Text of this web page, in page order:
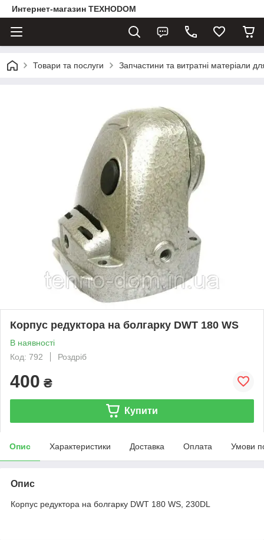
Интернет-магазин ТЕХНОDOM
Товари та послуги Запчастини та витратні матеріали
Корпус редуктора на болгарку DWT 180 WS
В наявності
Код: 792
Роздріб
400 ₴
Купити
Опис Характеристики Доставка Оплата Умови
Опис
Корпус редуктора на болгарку DWT 180 WS, 230DL